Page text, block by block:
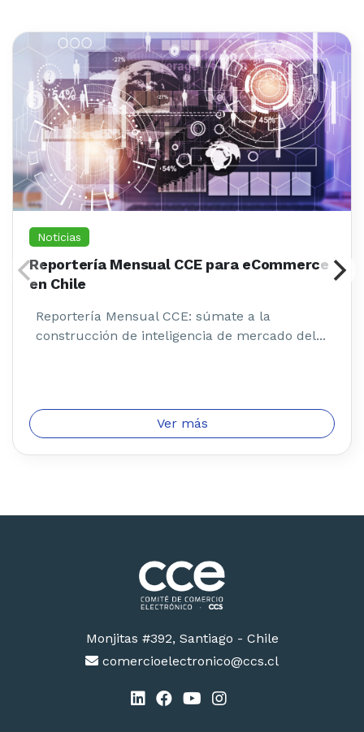
Noticias
Reportería Mensual CCE para eCommerce
en Chile
Reportería Mensual CCE: súmate a la
construcción de inteligencia de mercado del...
Ver más
Monjitas #392, Santiago - Chile
comercioelectronico@ccs.cl